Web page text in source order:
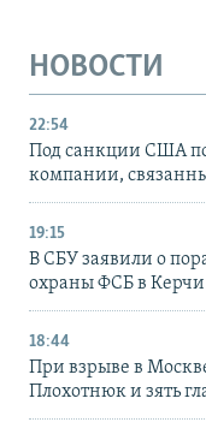
НОВОСТИ
22:54
Под санкции США
компании,
19:15
В СБУ заявили о
охраны ФСБ в Керчи
18:44
При взрыве в
Плохотнюк и зять